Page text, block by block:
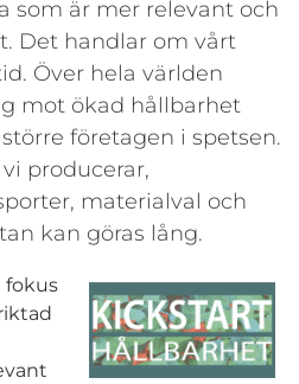
som är mer relevant och
Det handlar om vårt
Över hela världen
mot ökad hållbarhet
företagen i spetsen.
producerar,
materialval och
kan göras lång.
fokus